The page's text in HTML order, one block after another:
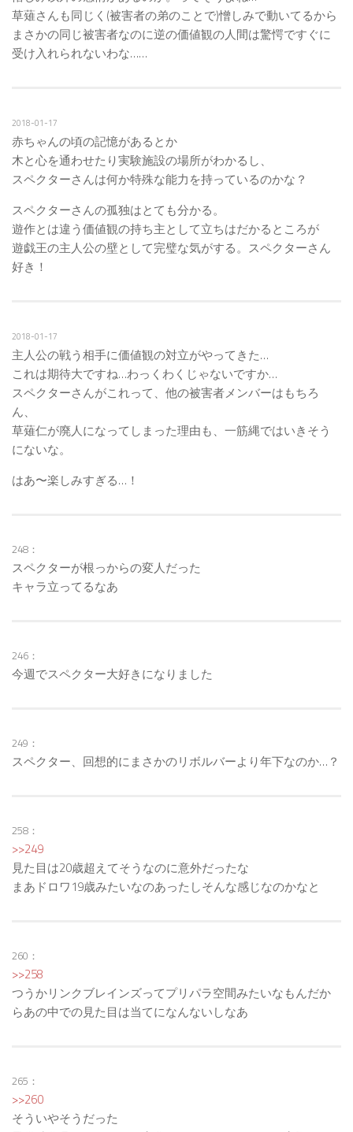
草薙さんも同じく(被害者の弟のことで)憎しみで動いてるから
まさかの同じ被害者なのに逆の価値観の人間は驚愕ですぐに
受け入れられないわな……
2018-01-17
赤ちゃんの頃の記憶があるとか
木と心を通わせたり実験施設の場所がわかるし、
スペクターさんは何か特殊な能力を持っているのかな？
スペクターさんの孤独はとても分かる。
遊作とは違う価値観の持ち主として立ちはだかるところが
遊戯王の主人公の壁として完璧な気がする。スペクターさん
好き！
2018-01-17
主人公の戦う相手に価値観の対立がやってきた…
これは期待大ですね…わっくわくじゃないですか…
スペクターさんがこれって、他の被害者メンバーはもちろ
ん、
草薙仁が廃人になってしまった理由も、一筋縄ではいきそう
にないな。
はあ〜楽しみすぎる…！
248：
スペクターが根っからの変人だった
キャラ立ってるなあ
246：
今週でスペクター大好きになりました
249：
スペクター、回想的にまさかのリボルバーより年下なのか…？
258：
>>249
見た目は20歳超えてそうなのに意外だったな
まあドロワ19歳みたいなのあったしそんな感じなのかなと
260：
>>258
つうかリンクブレインズってプリパラ空間みたいなもんだか
らあの中での見た目は当てになんないしなあ
265：
>>260
そういやそうだった